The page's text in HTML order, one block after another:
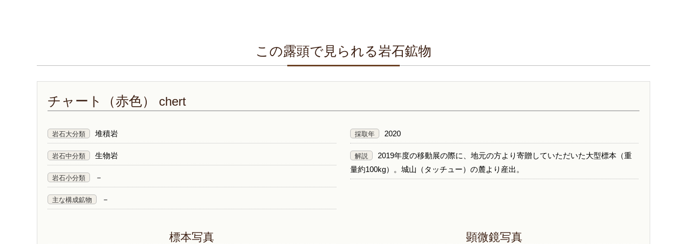
この露頭で見られる岩石鉱物
チャート（赤色） chert
岩石大分類 堆積岩
岩石中分類 生物岩
岩石小分類 －
主な構成鉱物 －
採取年 2020
解説
2019年度の移動展の際に、地元の方より寄贈していただいた大型標本（重
量約100kg）。城山（タッチュー）の麓より産出。
標本写真 顕微鏡写真